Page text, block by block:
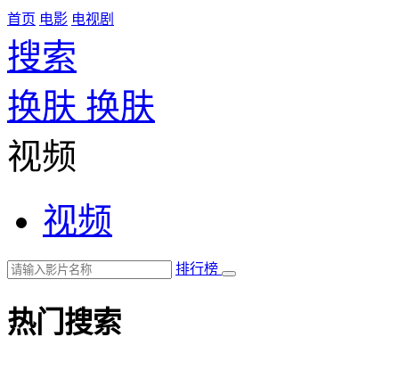
首页 电影 电视剧
搜索
换肤 换肤
视频
视频
排行榜
热门搜索